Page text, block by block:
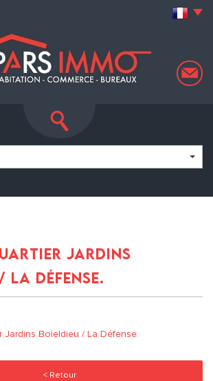
jardins
la défense.
Jardins Boieldieu / La Défense.
< Retour